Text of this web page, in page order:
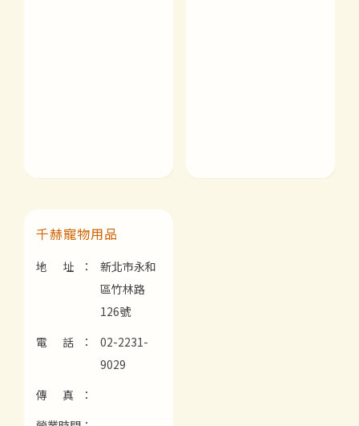
千赫寵物用品
地 址：
新北市永和
區竹林路
126號
電 話：
02-2231-
9029
傳 真：